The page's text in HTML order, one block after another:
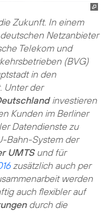
Zukunft. In einem
Netzanbieter
Telekom und
(BVG)
in den
Unter der
investieren
Kunden im Berliner
Datendienste zu
Bahn-System der
UMTSund für
zusätzlich auch per
werden
auch flexibler auf
durch die